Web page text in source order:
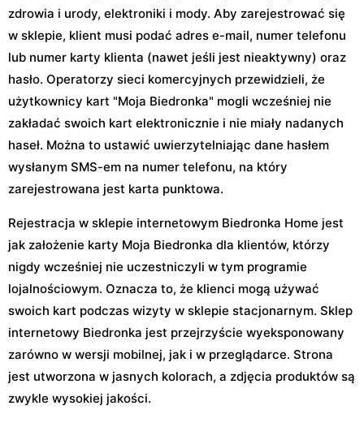
zdrowia i urody, elektroniki i mody. Aby zarejestrować się
w sklepie, klient musi podać adres e-mail, numer telefonu
lub numer karty klienta (nawet jeśli jest nieaktywny) oraz
hasło. Operatorzy sieci komercyjnych przewidzieli, że
użytkownicy kart "Moja Biedronka" mogli wcześniej nie
zakładać swoich kart elektronicznie i nie miały nadanych
haseł. Można to ustawić uwierzytelniając dane hasłem
wysłanym SMS-em na numer telefonu, na który
zarejestrowana jest karta punktowa.
Rejestracja w sklepie internetowym Biedronka Home jest
jak założenie karty Moja Biedronka dla klientów, którzy
nigdy wcześniej nie uczestniczyli w tym programie
lojalnościowym. Oznacza to, że klienci mogą używać
swoich kart podczas wizyty w sklepie stacjonarnym. Sklep
internetowy Biedronka jest przejrzyście wyeksponowany
zarówno w wersji mobilnej, jak i w przeglądarce. Strona
jest utworzona w jasnych kolorach, a zdjęcia produktów są
zwykle wysokiej jakości.